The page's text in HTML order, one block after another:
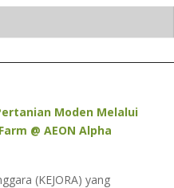
Moden Melalui
@ AEON Alpha
(KEJORA) yang